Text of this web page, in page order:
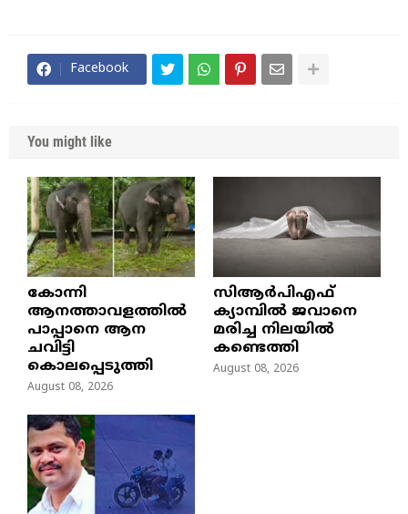
Facebook
You might like
കോന്നി
ആനത്താവളത്തിൽ
പാപ്പാനെ ആന
ചവിട്ടി
കൊലപ്പെടുത്തി
August 08, 2026
സിആർപിഎഫ്
ക്യാമ്പിൽ ജവാനെ
മരിച്ച നിലയിൽ
കണ്ടെത്തി
August 08, 2026